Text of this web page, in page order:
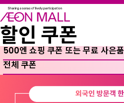
할인 쿠폰
500엔 쇼핑 쿠폰 또는 무료 사은품
전체 쿠폰